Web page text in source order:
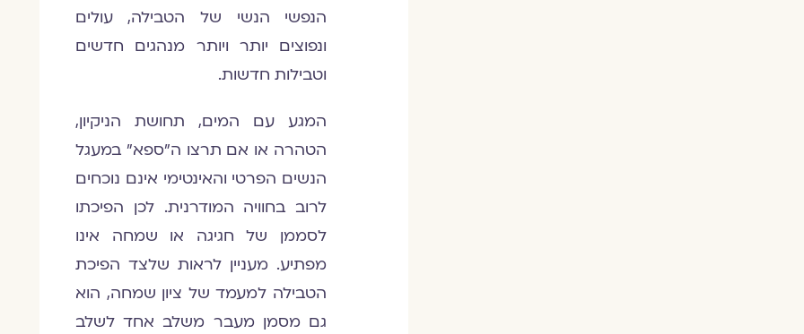
הנפשי הנשי של הטבילה, עולים
ונפוצים יותר ויותר מנהגים חדשים
וטבילות חדשות.
המגע עם המים, תחושת הניקיון,
הטהרה או אם תרצו ה"ספא" במעגל
הנשים הפרטי והאינטימי אינם נוכחים
לרוב בחוויה המודרנית. לכן הפיכתו
לסממן של חגיגה או שמחה אינו
מפתיע. מעניין לראות שלצד הפיכת
הטבילה למעמד של ציון שמחה, הוא
גם מסמן מעבר משלב אחד לשלב